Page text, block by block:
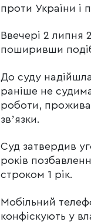
проти України і
Ввечері 2 липня
поширивши
До суду
раніше не
роботи,
звʼязки.
Суд затвердив
років
строком 1 рік.
Мобільний
конфіскують у